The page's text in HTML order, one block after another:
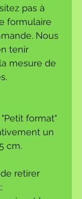
pas à
formulaire
Nous
tenir
mesure de
format"
un
cm.
retirer